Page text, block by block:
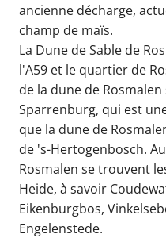
ancienne décharge,
champ de maïs.
La Dune de Sable de
l'A59 et le quartier de
de la dune de
Sparrenburg, qui est
que la dune de
de 's-Hertogenbosch.
Rosmalen se trouvent
Heide, à savoir
Eikenburgbos,
Engelenstede.